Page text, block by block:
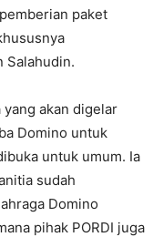
paket
Salahudin.
yang akan digelar
Domino untuk
untuk umum. Ia
sudah
Domino
pihak PORDI juga